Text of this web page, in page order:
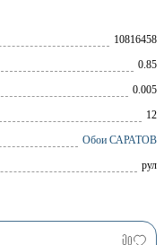
10816458
0.85
0.005
12
Обои САРАТОВ
рул